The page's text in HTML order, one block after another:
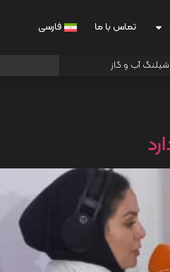
تماس با ما فارسی
شیلنگ آب و گاز